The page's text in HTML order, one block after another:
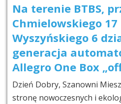
Na terenie BTBS,
Chmielowskiego 17
Wyszyńskiego 6
generacja
Allegro One Box
Dzień Dobry, Szanowni
stronę nowoczesnych i